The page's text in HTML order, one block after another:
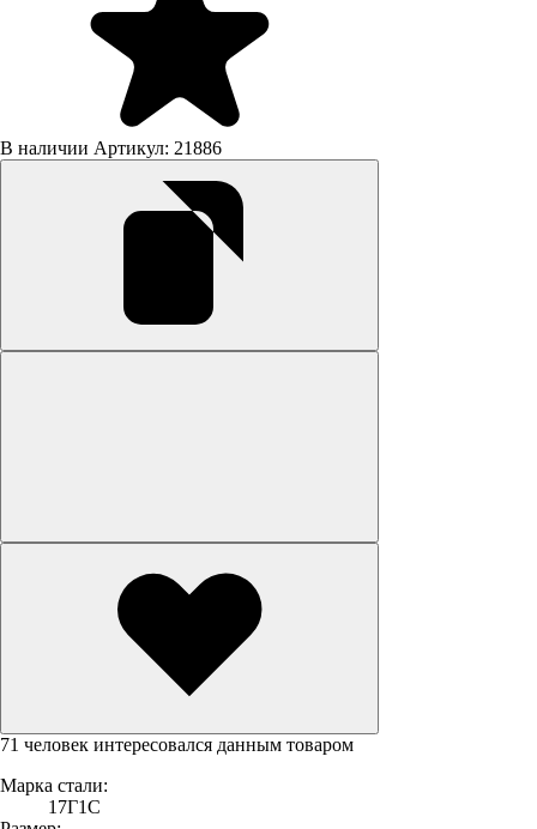
В наличии Артикул: 21886
71 человек интересовался данным товаром
Марка стали:
17Г1С